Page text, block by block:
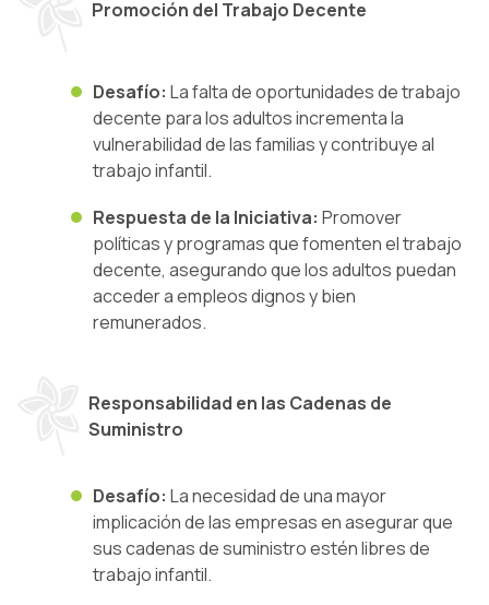
Promoción del Trabajo Decente
Desafío: La falta de oportunidades de trabajo
decente para los adultos incrementa la
vulnerabilidad de las familias y contribuye al
trabajo infantil.
Respuesta de la Iniciativa: Promover
políticas y programas que fomenten el trabajo
decente, asegurando que los adultos puedan
acceder a empleos dignos y bien
remunerados.
Responsabilidad en las Cadenas de
Suministro
Desafío: La necesidad de una mayor
implicación de las empresas en asegurar que
sus cadenas de suministro estén libres de
trabajo infantil.